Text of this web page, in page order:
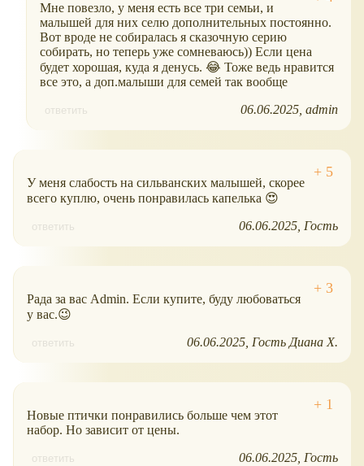
Мне повезло, у меня есть все три семьи, и
малышей для них селю дополнительных постоянно.
Вот вроде не собиралась я сказочную серию
собирать, но теперь уже сомневаюсь)) Если цена
будет хорошая, куда я денусь. 😂 Тоже ведь нравится
все это, а доп.малыши для семей так вообще
ответить 06.06.2025 admin
У меня слабость на сильванских малышей, скорее
всего куплю, очень понравилась капелька 😍
ответить 06.06.2025 Гость
Рада за вас Admin. Если купите, буду любоваться
у вас.😉
ответить 06.06.2025 Гость Диана Х.
Новые птички понравились больше чем этот
набор. Но зависит от цены.
ответить 06.06.2025 Гость